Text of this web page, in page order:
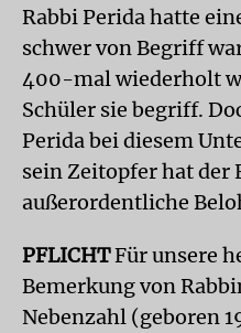
Rabbi Perida hatte
schwer von Begriff
400-mal wiederholt
Schüler sie begriff.
Perida bei diesem
sein Zeitopfer hat der
außerordentliche
PFLICHTFür unsere
Bemerkung von
Nebenzahl (geboren